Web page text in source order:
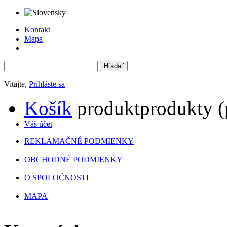
Kontakt
Mapa
Vitajte, Prihláste sa
Košík produktprodukty
Váš účet
REKLAMAČNÉ PODMIENKY
|
OBCHODNÉ PODMIENKY
|
O SPOLOČNOSTI
|
MAPA
|